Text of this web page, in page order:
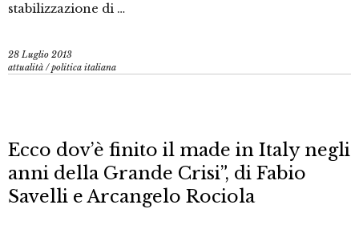
stabilizzazione di …
28 Luglio 2013
attualità /politica italiana
Ecco dov’è finito il made in Italy negli
anni della Grande Crisi”, di Fabio
Savelli e Arcangelo Rociola